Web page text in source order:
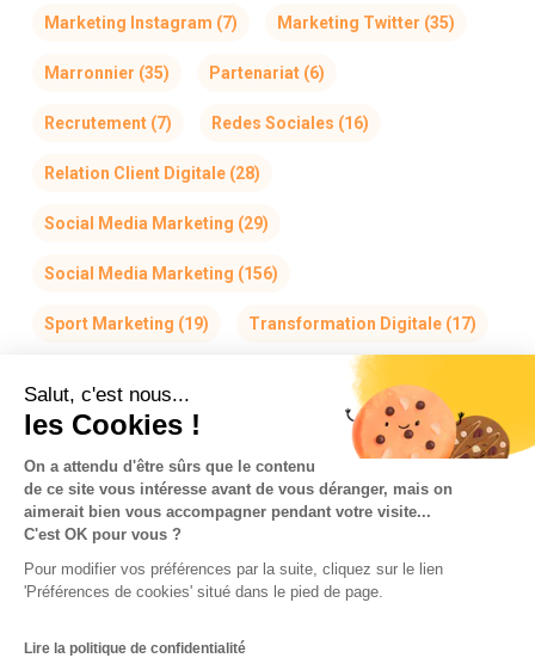
Salut, c'est nous...
les Cookies !
On a attendu d'être sûrs que le contenu
de ce site vous intéresse avant de vous déranger, mais on
aimerait bien vous accompagner pendant votre visite...
C'est OK pour vous ?
Pour modifier vos préférences par la suite, cliquez sur le lien
'Préférences de cookies' situé dans le pied de page.
Lire la politique de confidentialité
Marketing Instagram (7) Marketing Twitter (35)
Marronnier (35) Partenariat(6)
Recrutement(7) Redes Sociales (16)
Relation Client Digitale(28)
Social Media Marketing (29)
Social Media Marketing (156)
Sport Marketing (19) Transformation Digitale(17)
La Team So-Buzz Jobs RSE
Mentions légales
CGU & Cookies
Made with